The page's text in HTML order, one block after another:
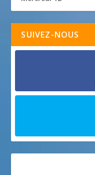
SUIVEZ-NOUS